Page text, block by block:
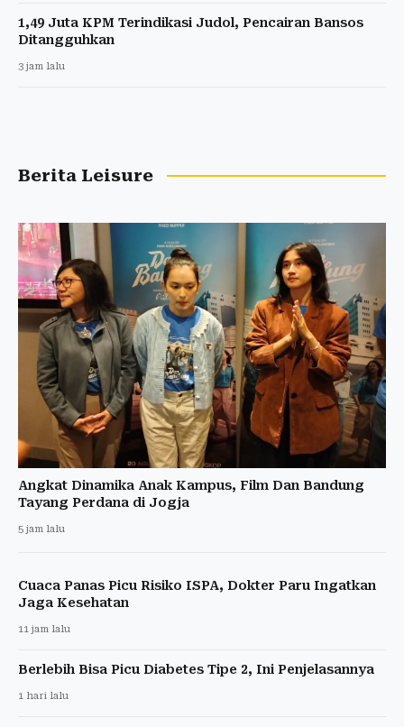
1,49 Juta KPM Terindikasi Judol, Pencairan Bansos
Ditangguhkan
3 jam lalu
Berita Leisure
Angkat Dinamika Anak Kampus, Film Dan Bandung
Tayang Perdana di Jogja
5 jam lalu
Cuaca Panas Picu Risiko ISPA, Dokter Paru Ingatkan
Jaga Kesehatan
11 jam lalu
Berlebih Bisa Picu Diabetes Tipe 2, Ini Penjelasannya
1 hari lalu